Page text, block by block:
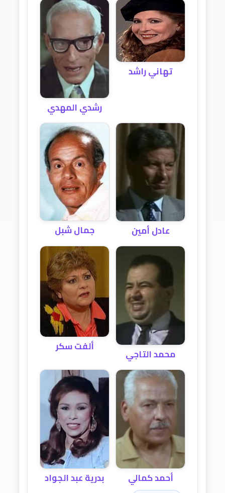
تهاني راشد
رشدي المهدي
عادل أمين جمال شبل
محمد التاجي ألفت سكر
أحمد كمالي
بدرية عبد الجواد